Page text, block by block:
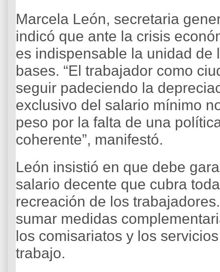
Marcela León, secretaria
indicó que ante la crisis
es indispensable la unidad de
bases. “El trabajador como
seguir padeciendo la
exclusivo del salario mínimo
peso por la falta de una
coherente”, manifestó.
León insistió en que debe
salario decente que cubra
recreación de los
sumar medidas
los comisariatos y los
trabajo.